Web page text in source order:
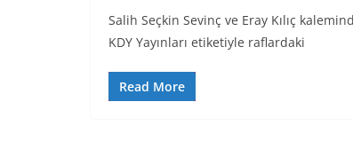
Salih Seçkin Sevinç ve Eray Kılıç
KDY Yayınları etiketiyle raflardaki
Read More